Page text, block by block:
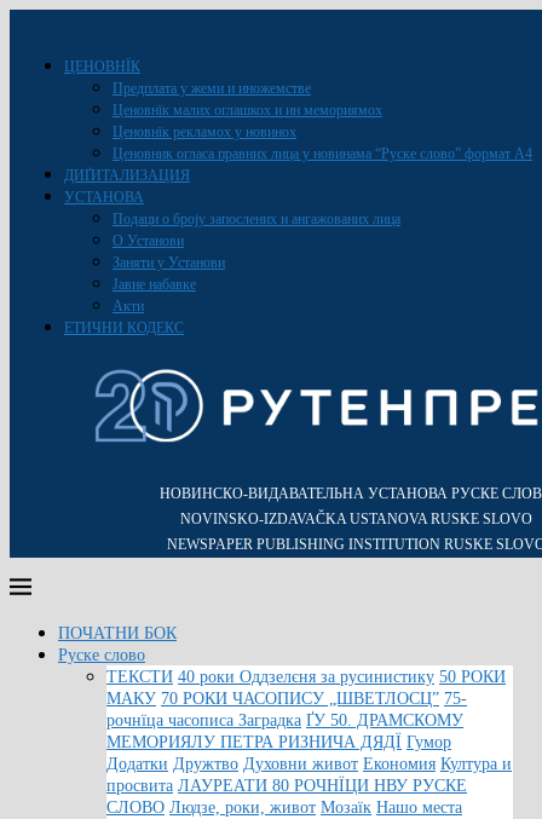
ЦЕНОВНЇК
Предплата у жеми и иножемстве
Ценовнїк малих оглашкох и ин мемориямох
Ценовнїк рекламох у новинох
Ценовник огласа правних лица у новинама “Руске слово” формат A4
ДИҐИТАЛИЗАЦИЯ
УСТАНОВА
Подаци о броју запослених и ангажованих лица
О Установи
Заняти у Установи
Јавне набавке
Акти
ЕТИЧНИ КОДЕКС
НОВИНСКО-ВИДАВАТЕЛЬНА УСТАНОВА РУСКЕ
NOVINSKO-IZDAVAČKA USTANOVA RUSKE SLOVO
NEWSPAPER PUBLISHING INSTITUTION RUSKE
ПОЧАТНИ БОК
Руске слово
ТЕКСТИ 40 роки Оддзелєня за русинистику 50 РОКИ
МАКУ 70 РОКИ ЧАСОПИСУ „ШВЕТЛОСЦ” 75-
рочнїца часописа Заградка ҐУ 50. ДРАМСКОМУ
МЕМОРИЯЛУ ПЕТРА РИЗНИЧА ДЯДЇ Гумор
Додатки Дружтво Духовни живот Економия Култура и
просвита ЛАУРЕАТИ 80 РОЧНЇЦИ НВУ РУСКЕ
СЛОВО Людзе, роки, живот Мозаїк Нашо места